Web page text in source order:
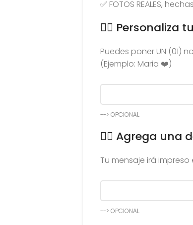
✅ FOTOS REALES,
👉🏻 Personaliza
Puedes poner UN (01)
(Ejemplo: Maria ❤️)
--> OPCIONAL
👉🏻 Agrega una
Tu mensaje irá
--> OPCIONAL